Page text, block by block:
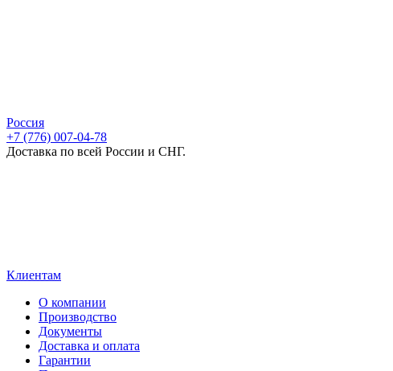
Россия
+7 (776) 007-04-78
Доставка по всей России и СНГ.
Клиентам
О компании
Производство
Документы
Доставка и оплата
Гарантии